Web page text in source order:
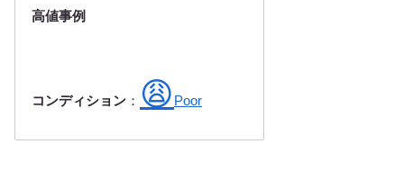
高値事例
コンディション ： 😩 Poor